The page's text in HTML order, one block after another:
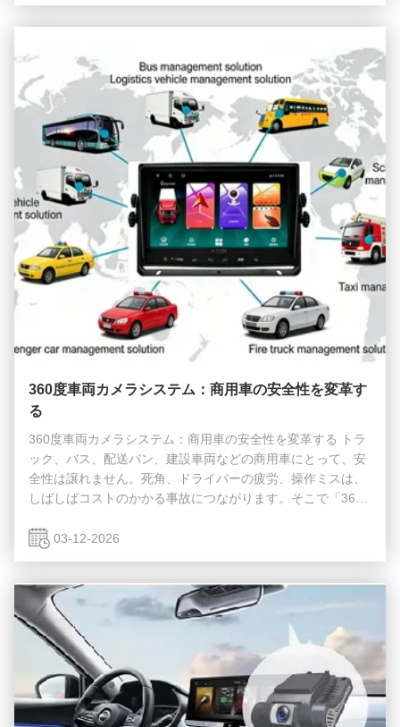
360度車両カメラシステム：商用車の安全性を変革す
る
360度車両カメラシステム：商用車の安全性を変革する トラ
ック、バス、配送バン、建設車両などの商用車にとって、安
全性は譲れません。死角、ドライバーの疲労、操作ミスは、
しばしばコストのかかる事故につながります。そこで「360
可欠なツールは、ドライバー、貨物、歩行者を保護し、フリ
用グレードの360度車両カメラシステムは、耐久性があり耐
候性に優れた広角カメラ（通常4〜6台、車両の前方、後方、
側面に設置）のネットワークであり、死角が大き...
03-12-2026